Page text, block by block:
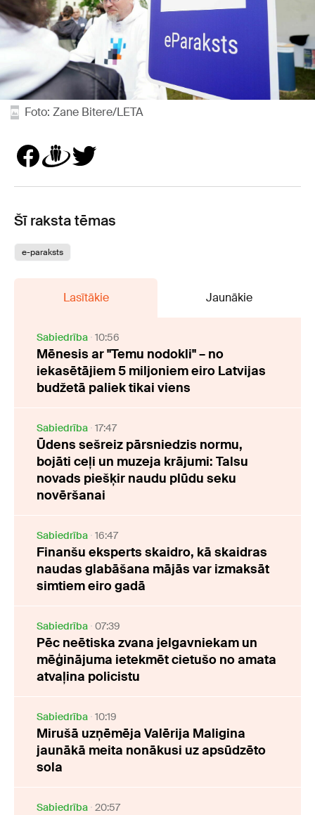
Foto: Zane Bitere/LETA
Šī raksta tēmas
e-paraksts
Lasītākie Jaunākie
Sabiedrība 10:56
Mēnesis ar "Temu nodokli" – no
iekasētājiem 5 miljoniem eiro Latvijas
budžetā paliek tikai viens
Sabiedrība 17:47
Ūdens sešreiz pārsniedzis normu,
bojāti ceļi un muzeja krājumi: Talsu
novads piešķir naudu plūdu seku
novēršanai
Sabiedrība 16:47
Finanšu eksperts skaidro, kā skaidras
naudas glabāšana mājās var izmaksāt
simtiem eiro gadā
Sabiedrība 07:39
Pēc neētiska zvana jelgavniekam un
mēģinājuma ietekmēt cietušo no amata
atvaļina policistu
Sabiedrība 10:19
Mirušā uzņēmēja Valērija Maligina
jaunākā meita nonākusi uz apsūdzēto
sola
Sabiedrība 20:57